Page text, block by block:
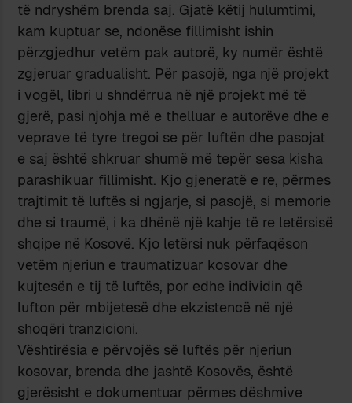
të ndryshëm brenda saj. Gjatë këtij hulumtimi,
kam kuptuar se, ndonëse fillimisht ishin
përzgjedhur vetëm pak autorë, ky numër është
zgjeruar gradualisht. Për pasojë, nga një projekt
i vogël, libri u shndërrua në një projekt më të
gjerë, pasi njohja më e thelluar e autorëve dhe e
veprave të tyre tregoi se për luftën dhe pasojat
e saj është shkruar shumë më tepër sesa kisha
parashikuar fillimisht. Kjo gjeneratë e re, përmes
trajtimit të luftës si ngjarje, si pasojë, si memorie
dhe si traumë, i ka dhënë një kahje të re letërsisë
shqipe në Kosovë. Kjo letërsi nuk përfaqëson
vetëm njeriun e traumatizuar kosovar dhe
kujtesën e tij të luftës, por edhe individin që
lufton për mbijetesë dhe ekzistencë në një
shoqëri tranzicioni.
Vështirësia e përvojës së luftës për njeriun
kosovar, brenda dhe jashtë Kosovës, është
gjerësisht e dokumentuar përmes dëshmive